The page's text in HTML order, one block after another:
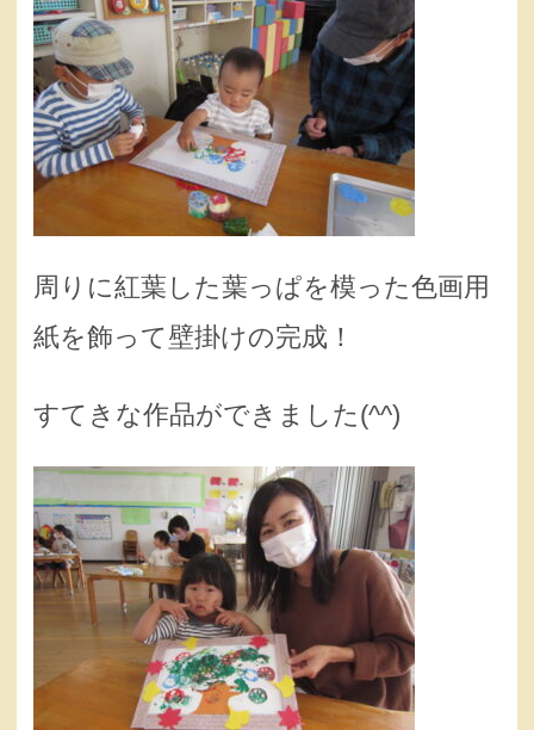
周りに紅葉した葉っぱを模った色画用
紙を飾って壁掛けの完成！
すてきな作品ができました(^^)